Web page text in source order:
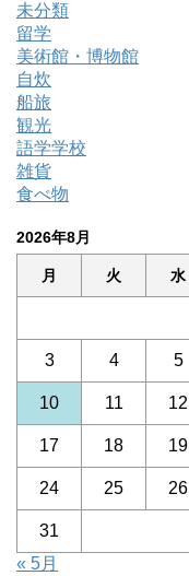
未分類
留学
美術館・博物館
自炊
船旅
観光
語学学校
雑貨
食べ物
2026年8月
月 火 水
3 4 5
10 11 12
17 18 19
24 25 26
31
« 5月